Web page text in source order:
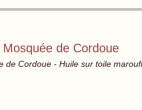
de Cordoue
de Cordoue - Huile sur toile